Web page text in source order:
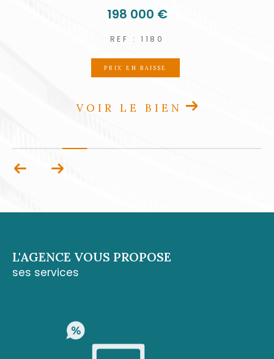
engagement, qui allie rigueur professionnelle
et compréhension humaine.
Contactez-nous
rencontrer un conseiller, vous pouvez vous
Schœlcher, située au 1er étage des boutiques
de Cluny 97233 Schœlcher, nous joindre par
Si vous êtes dans le sud de l’île, notreagence
votre disposition au 05 96 02 03 32 ou par
Catalogne 97231 Le Robert, par téléphone au
05 96 51 73 73 ou par mail à
198 000 €
REF : 1180
PRIX EN BAISSE
VOIR LE BIEN
L'AGENCE VOUS PROPOSE
ses services